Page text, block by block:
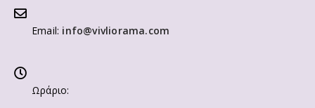
Email: info@vivliorama.com
Ωράριο: